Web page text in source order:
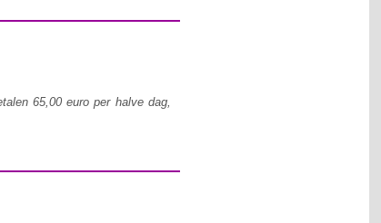
65,00 euro per halve dag,